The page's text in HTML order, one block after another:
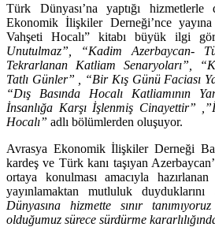
Türk Dünyası’na yaptığı
Ekonomik İlişkiler Derneği’nce
Vahşeti Hocalı” kitabı büyük ilgi
Unutulmaz”, “Kadim Azerbaycan-
Tekrarlanan Katliam Senaryoları”,
Tatlı Günler” , “Bir Kış Günü Faciası
“Dış Basında Hocalı Katliamının
İnsanlığa Karşı İşlenmiş Cinayettir”
Hocalı” adlı bölümlerden oluşuyor.
Avrasya Ekonomik İlişkiler Derneği
kardeş ve Türk kanı taşıyan
ortaya konulması amacıyla
yayınlamaktan mutluluk
Dünyasına hizmette sınır
olduğumuz sürece sürdürme